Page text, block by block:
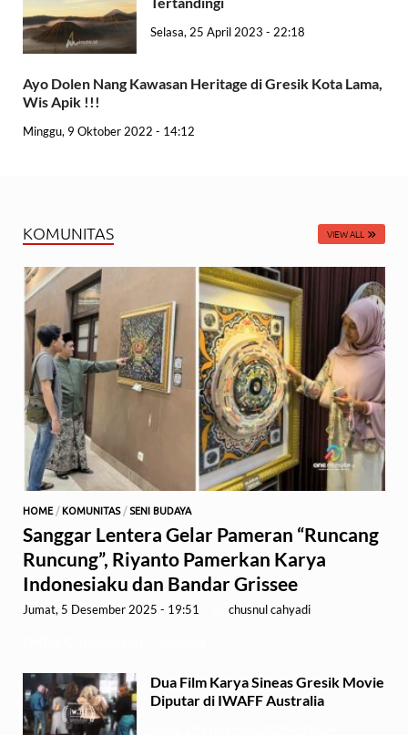
Selasa, 25 April 2023 - 22:18
Ayo Dolen Nang Kawasan Heritage di Gresik Kota Lama,
Wis Apik !!!
Minggu, 9 Oktober 2022 - 14:12
KOMUNITAS VIEW ALL
HOME / KOMUNITAS/ SENI BUDAYA
Sanggar Lentera Gelar Pameran “Runcang
Runcung”, Riyanto Pamerkan Karya
Indonesiaku dan Bandar Grissee
Jumat, 5 Desember 2025 - 19:51 chusnul cahyadi
Dua Film Karya Sineas Gresik Movie
Diputar di IWAFF Australia